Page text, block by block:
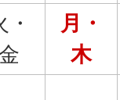
・
月・
木